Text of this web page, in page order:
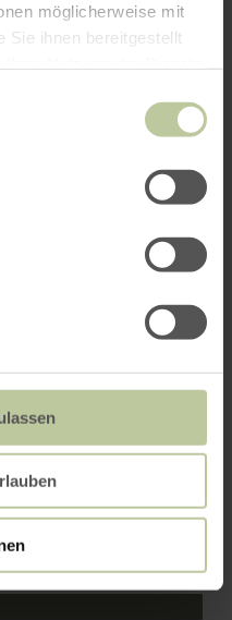
möglicherweise mit
Sie ihnen bereitgestellt
SUCHEN
Gästebewertungen